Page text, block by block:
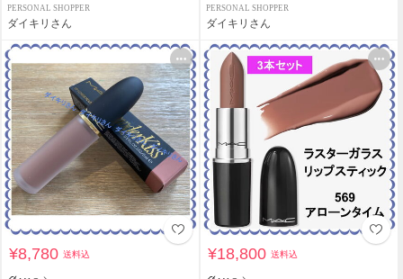
PERSONAL SHOPPER
ダイキリさん
PERSONAL SHOPPER
ダイキリさん
¥8,780送料込 ¥18,800送料込